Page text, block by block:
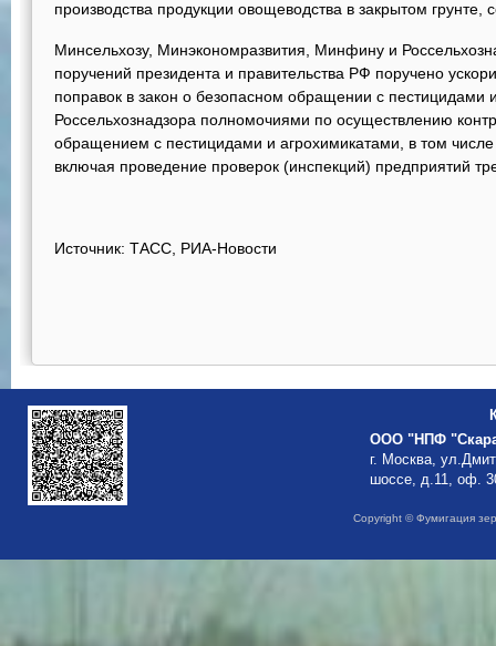
производства продукции овощеводства в закрытом грунте,
Минсельхозу, Минэкономразвития, Минфину и
поручений президента и правительства РФ поручено
поправок в закон о безопасном обращении с пестицидами
Россельхознадзора полномочиями по осуществлению
обращением с пестицидами и агрохимикатами, в том
включая проведение проверок (инспекций) предприятий
Источник: ТАСС, РИА-Новости
ООО "НПФ
г. Москва,
шоссе, д.11, оф.
Copyright © Фумигация